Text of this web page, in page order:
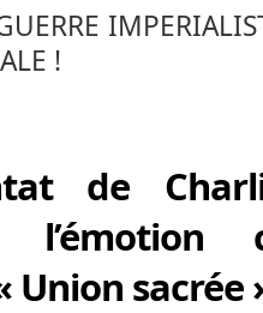
!
de
l’émotion
Union sacrée